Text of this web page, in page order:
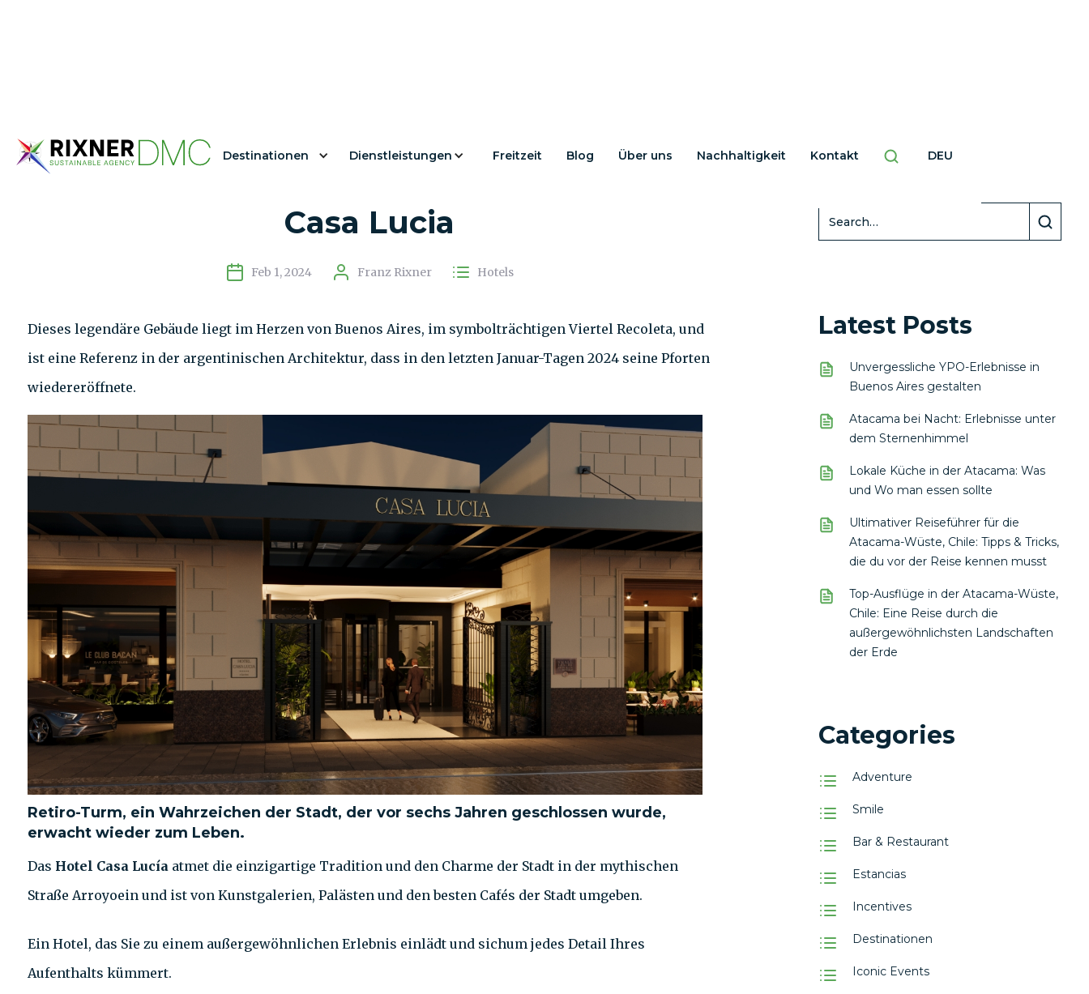
Destinationen Dienstleistungen Freitzeit Blog Über uns Nachhaltigkeit Kontakt DEU
Casa Lucia
Feb 1, 2024 Franz Rixner Hotels
Dieses legendäre Gebäude liegt im Herzen von Buenos Aires, im symbolträchtigen Viertel Recoleta, und
ist eine Referenz in der argentinischen Architektur, dass in den letzten Januar-Tagen 2024 seine Pforten
wiedereröffnete.
Retiro-Turm, ein Wahrzeichen der Stadt, der vor sechs Jahren geschlossen wurde,
erwacht wieder zum Leben.
Das Hotel Casa Lucía atmet die einzigartige Tradition und den Charme der Stadt in der mythischen
Straße Arroyoein und ist von Kunstgalerien, Palästen und den besten Cafés der Stadt umgeben.
Ein Hotel, das Sie zu einem außergewöhnlichen Erlebnis einlädt und sichum jedes Detail Ihres
Aufenthalts kümmert.
Latest Posts
Unvergessliche YPO-Erlebnisse in
Buenos Aires gestalten
Atacama bei Nacht: Erlebnisse unter
dem Sternenhimmel
Lokale Küche in der Atacama: Was
und Wo man essen sollte
Ultimativer Reiseführer für die
Atacama-Wüste, Chile: Tipps & Tricks,
die du vor der Reise kennen musst
Top-Ausflüge in der Atacama-Wüste,
Chile: Eine Reise durch die
außergewöhnlichsten Landschaften
der Erde
Categories
Adventure
Smile
Bar & Restaurant
Estancias
Incentives
Destinationen
Iconic Events